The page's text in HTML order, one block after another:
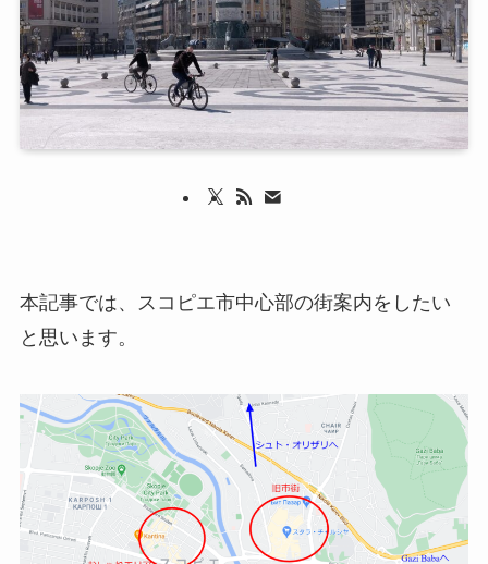
本記事では、スコピエ市中心部の街案内をしたい
と思います。